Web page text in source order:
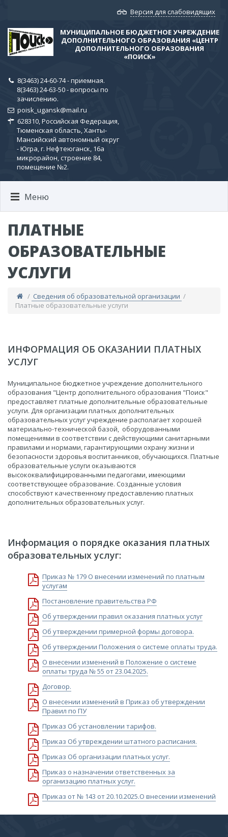
Версия для слабовидящих
МУНИЦИПАЛЬНОЕ БЮДЖЕТНОЕ УЧРЕЖДЕНИЕ
ДОПОЛНИТЕЛЬНОГО ОБРАЗОВАНИЯ «ЦЕНТР
ДОПОЛНИТЕЛЬНОГО ОБРАЗОВАНИЯ
«ПОИСК»
8(3463) 24-60-74 - приемная.
8(3463) 24-63-50 - вопросы по
зачислению.
poisk_ugansk@mail.ru
628310, Российская Федерация,
Тюменская область, Ханты-
Мансийский автономный округ
- Югра, г. Нефтеюганск, 16а
микрорайон, строение 84,
помещение №2.
Меню
ПЛАТНЫЕ
ОБРАЗОВАТЕЛЬНЫЕ
УСЛУГИ
/ Сведения об образовательной организации /
Платные образовательные услуги
​ИНФОРМАЦИЯ ОБ ОКАЗАНИИ ПЛАТНЫХ
УСЛУГ
Муниципальное бюджетное учреждение дополнительного
образования "Центр дополнительного образования "Поиск"
предоставляет платные дополнительные образовательные
услуги. Для организации платных дополнительных
образовательных услуг учреждение располагает хорошей
материально-технической базой, оборудованными
помещениями в соответствии с действующими санитарными
правилами и нормами, гарантирующими охрану жизни и
безопасности здоровья воспитанников, обучающихся. Платные
образовательные услуги оказываются
высококвалифицированными педагогами, имеющими
соответствующее образование. Созданные условия
способствуют качественному предоставлению платных
дополнительных образовательных услуг.
Информация о порядке оказания платных
образовательных услуг:
Приказ № 179 О внесении изменений по платным
услугам
Постановление правительства РФ
Об утверждении правил оказания платных услуг
Об утверждении примерной формы договора.
Об утверждении Положения о системе оплаты труда.
О внесении изменений в Положение о системе
оплаты труда № 55 от 23.04.2025.
Договор.
О внесении изменений в Приказ об утверждении
Правил по ПУ
Приказ Об установлении тарифов.
Приказ Об утвреждении штатного расписания.
Приказ Об организации платных услуг.
Приказ о назначении ответственных за
организацию платных услуг.
Приказ от № 143 от 20.10.2025.О внесении изменений